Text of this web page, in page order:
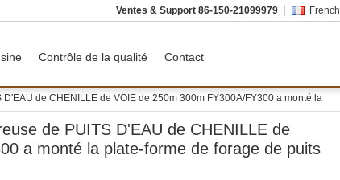
French
Ventes & Support 86-150-21099979
Contrôle de la qualité
Contact
de CHENILLE de VOIE de 250m 300m FY300A/FY300 a monté la
de PUITS D'EAU de CHENILLE de
a monté la plate-forme de forage de puits